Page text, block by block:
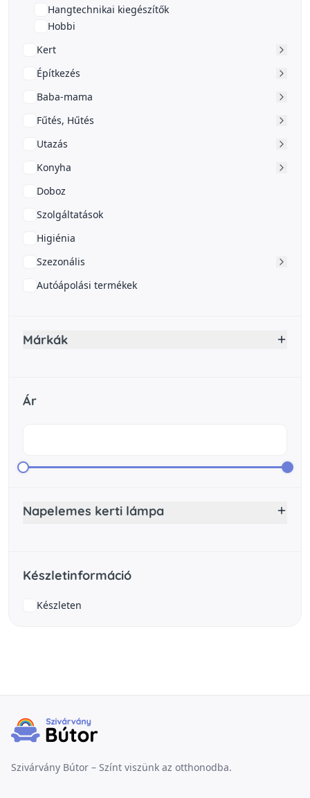
Hangtechnikai kiegészítők
Hobbi
Kert
Építkezés
Baba-mama
Fűtés, Hűtés
Utazás
Konyha
Doboz
Szolgáltatások
Higiénia
Szezonális
Autóápolási termékek
Márkák
Ár
Napelemes kerti lámpa
Készletinformáció
Készleten
Szivárvány Bútor – Színt viszünk az otthonodba.